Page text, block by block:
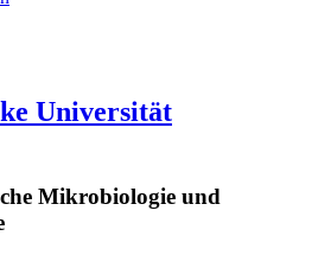
Universität
Mikrobiologie und